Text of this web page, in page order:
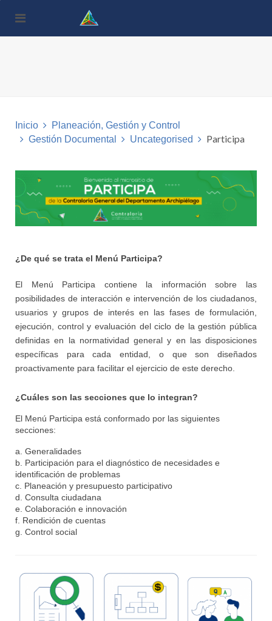
este
Inicio
Planeación, Gestión y Control
Gestión Documental
Uncategorised Participa
¿De qué se trata el Menú Participa?
El Menú Participa contiene la información sobre las
posibilidades de interacción e intervención de los ciudadanos,
usuarios y grupos de interés en las fases de formulación,
ejecución, control y evaluación del ciclo de la gestión pública
definidas en la normatividad general y en las disposiciones
específicas para cada entidad, o que son diseñados
proactivamente para facilitar el ejercicio de este derecho.
¿Cuáles son las secciones que lo integran?
El Menú Participa está conformado por las siguientes
secciones:
a. Generalidades
b. Participación para el diagnóstico de necesidades e
identificación de problemas
c. Planeación y presupuesto participativo
d. Consulta ciudadana
e. Colaboración e innovación
f. Rendición de cuentas
g. Control social